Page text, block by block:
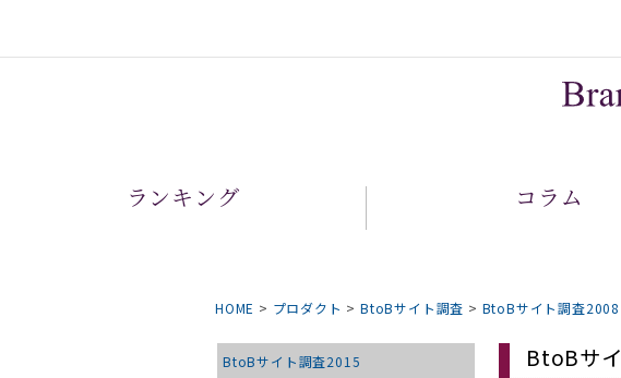
ランキング コラム
HOME > プロダクト >BtoBサイト調査 > BtoBサイト調査2008
BtoBサイト調査2015 BtoBサ